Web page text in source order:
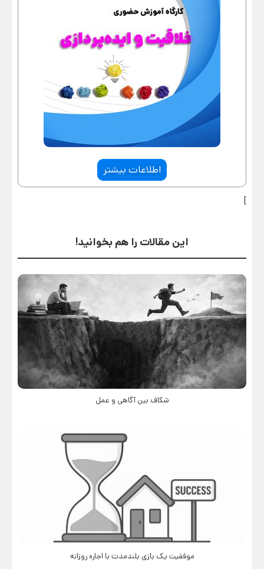
اطلاعات بیشتر
]
این مقالات را هم بخوانید!
شکاف بین آگاهی و عمل
موفقیت یک بازی بلندمدت با اجاره روزانه